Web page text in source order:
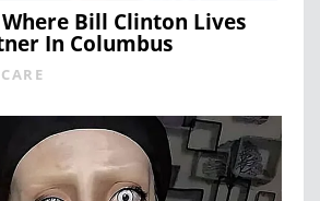
Bill Clinton Lives
In Columbus